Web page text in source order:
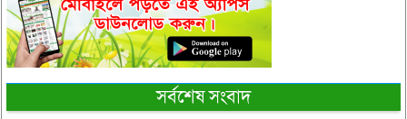
সর্বশেষ সংবাদ